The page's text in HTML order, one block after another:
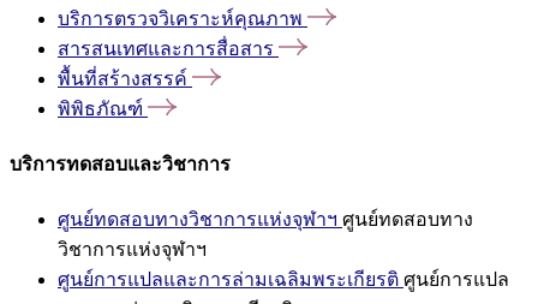
บริการตรวจวิเคราะห์คุณภาพ
สารสนเทศและการสื่อสาร
พื้นที่สร้างสรรค์
พิพิธภัณฑ์
บริการทดสอบและวิชาการ
ศูนย์ทดสอบทางวิชาการแห่งจุฬาฯ ศูนย์ทดสอบทาง
วิชาการแห่งจุฬาฯ
ศูนย์การแปลและการล่ามเฉลิมพระเกียรติ ศูนย์การแปล